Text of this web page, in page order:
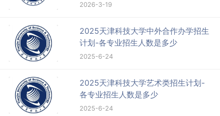
2026-3-19
2025天津科技大学中外合作办学招生
计划-各专业招生人数是多少
2025-6-24
2025天津科技大学艺术类招生计划-
各专业招生人数是多少
2025-6-24